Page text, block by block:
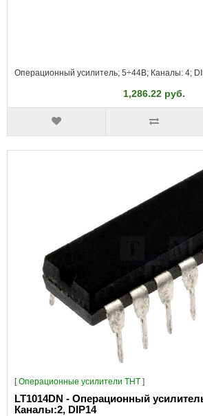
Операционный усилитель; 5÷44В; Каналы: 4;
1,286.22 руб.
[Операционные усилители THT ]
LT1014DN - Операционный
Каналы:2, DIP14